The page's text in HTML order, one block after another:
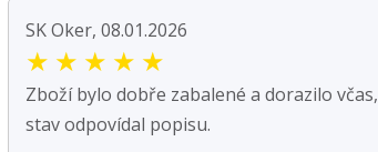
SK Oker, 08.01.2026
★ ★ ★ ★ ★
Zboží bylo dobře zabalené a dorazilo včas,
stav odpovídal popisu.